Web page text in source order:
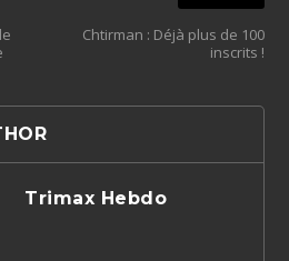
Chtirman : Déjà plus de 100
inscrits !
Trimax Hebdo